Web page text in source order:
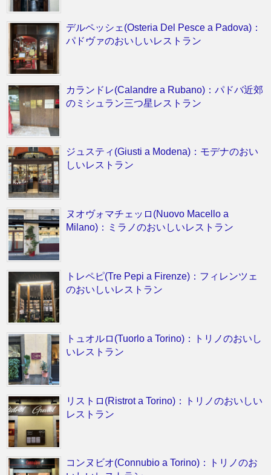
デルペッシェ(Osteria Del Pesce a Padova)：
パドヴァのおいしいレストラン
カランドレ(Calandre a Rubano)：パドバ近郊
のミシュラン三つ星レストラン
ジュスティ(Giusti a Modena)：モデナのおい
しいレストラン
ヌオヴォマチェッロ(Nuovo Macello a
Milano)：ミラノのおいしいレストラン
トレペピ(Tre Pepi a Firenze)：フィレンツェ
のおいしいレストラン
トュオルロ(Tuorlo a Torino)：トリノのおいし
いレストラン
リストロ(Ristrot a Torino)：トリノのおいしい
レストラン
コンヌビオ(Connubio a Torino)：トリノのお